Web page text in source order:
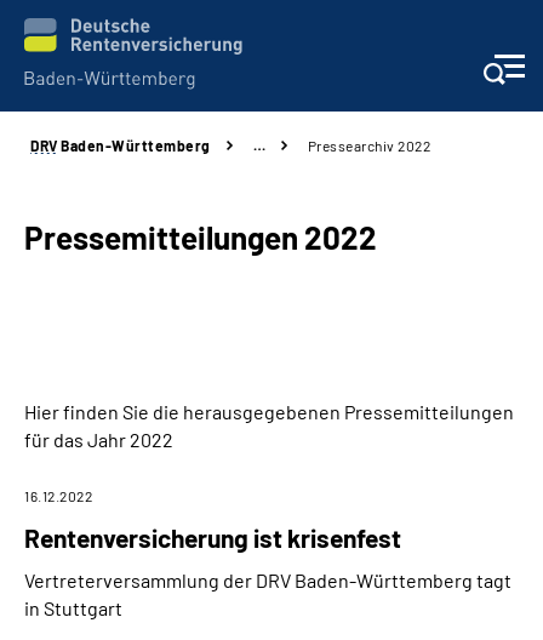
Beratung und Kontakt
Kunden
Presse
Über uns
Leichte Sprache
DRV Baden-Württemberg … Pressearchiv 2022
Pressemitteilungen 2022
Hier finden Sie die herausgegebenen Pressemitteilungen
für das Jahr 2022
Rentenversicherung ist krisenfest
16.12.2022
Vertreterversammlung der DRV Baden-Württemberg tagt
in Stuttgart